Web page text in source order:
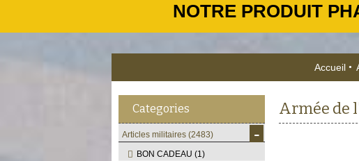
NOTRE PRODUIT
Accueil
Categories
Articles militaires (2483) -
BON CADEAU (1)
Armée de